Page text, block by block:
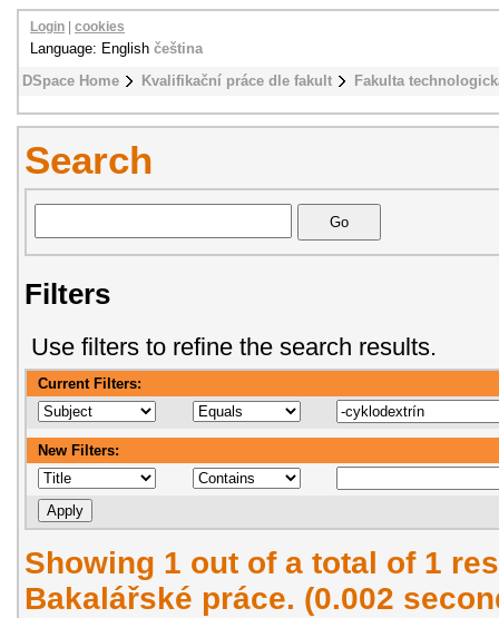
DSpace Home Kvalifikační práce dle fakult Fakulta
Login cookies
Language: English čeština
Search
Filters
Use filters to refine the search results.
Current Filters:
New Filters:
Showing 1 out of a total of 1
Bakalářské práce. (0.002